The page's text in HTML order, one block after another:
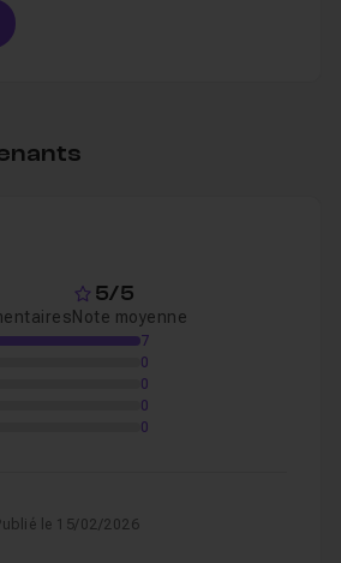
apprendre à concevoir une base de
de clés étrangères
d'une requête
d'une requête
et amélioration de la requête
conflit à régler
une base de données - Niveau II
5/5
Note moyenne
7
0
0
0
0
le 15/02/2026